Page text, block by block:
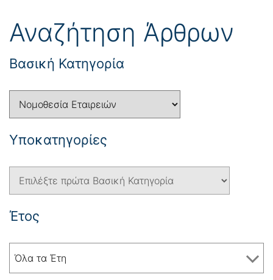
Αναζήτηση Άρθρων
Βασική Κατηγορία
Yποκατηγορίες
Έτος
Όλα τα Έτη